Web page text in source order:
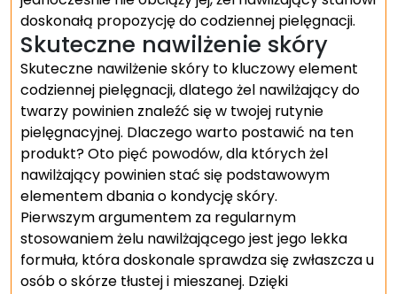
doskonałą propozycję do codziennej pielęgnacji.
Skuteczne nawilżenie skóry
Skuteczne nawilżenie skóry to kluczowy element
codziennej pielęgnacji, dlatego żel nawilżający do
twarzy powinien znaleźć się w twojej rutynie
pielęgnacyjnej. Dlaczego warto postawić na ten
produkt? Oto pięć powodów, dla których żel
nawilżający powinien stać się podstawowym
elementem dbania o kondycję skóry.
Pierwszym argumentem za regularnym
stosowaniem żelu nawilżającego jest jego lekka
formuła, która doskonale sprawdza się zwłaszcza u
osób o skórze tłustej i mieszanej. Dzięki